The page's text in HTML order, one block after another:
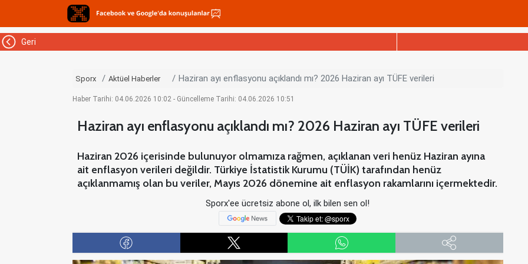
Geri
Sporx Aktüel Haberler Haziran ayı enflasyonu açıklandı mı? 2026 Haziran ayı TÜFE verileri
Haber Tarihi: 04.06.2026 10:02 - Güncelleme Tarihi: 04.06.2026 10:51
Haziran ayı enflasyonu açıklandı mı? 2026 Haziran ayı TÜFE verileri
Haziran 2026 içerisinde bulunuyor olmamıza rağmen, açıklanan veri henüz Haziran ayına
ait enflasyon verileri değildir. Türkiye İstatistik Kurumu (TÜİK) tarafından henüz
açıklanmamış olan bu veriler, Mayıs 2026 dönemine ait enflasyon rakamlarını içermektedir.
Sporx'ee ücretsiz abone ol, ilk bilen sen ol!